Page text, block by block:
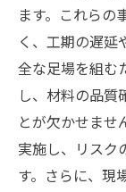
実践すべ
ます。これらの
く、工期の遅延
全な足場を組む
し、材料の品質
とが欠かせませ
実施し、リスク
す。さらに、現